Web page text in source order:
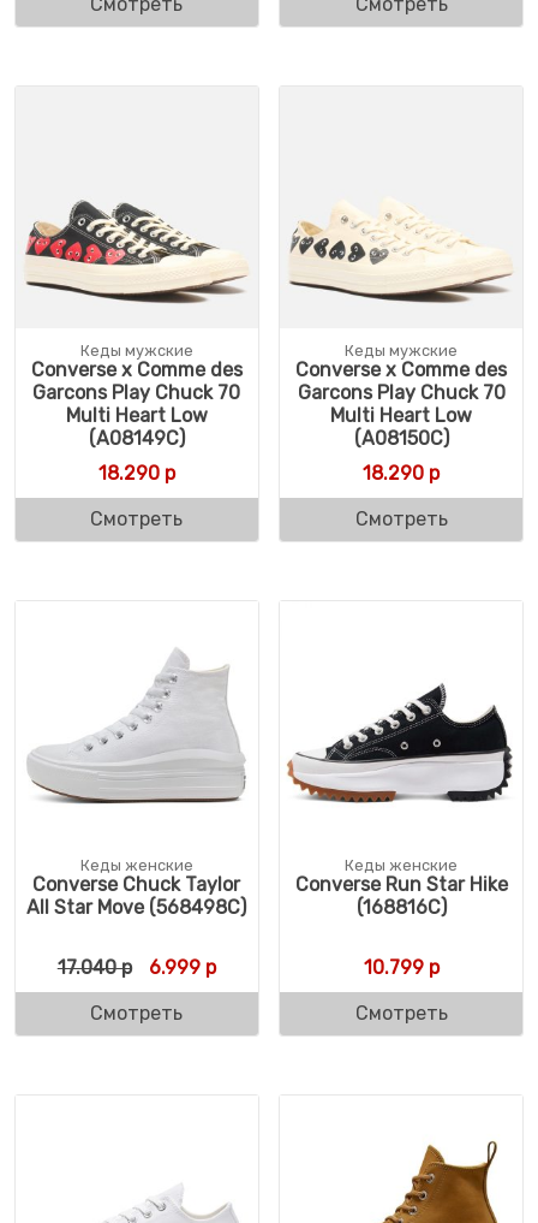
Кеды мужские
Converse x Comme des
Garcons Play Chuck 70
Multi Heart Low
(A08149C)
18.290р
Смотреть
Кеды мужские
Converse x Comme des
Garcons Play Chuck 70
Multi Heart Low
(A08150C)
18.290 р
Смотреть
Кеды женские
Converse Chuck Taylor
All Star Move (568498C)
17.040р Первоначальная цена составляла 17.040
6.999рТекущая цена: 6.999 р.
Смотреть
Кеды женские
Converse Run Star Hike
(168816C)
10.799р
Смотреть